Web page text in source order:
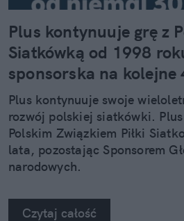
Plus kontynuuje grę z
Siatkówką od 1998
sponsorska na kolejne
Plus kontynuuje swoje
rozwój polskiej siatkówki. Plus
Polskim Związkiem Piłki
lata, pozostając Sponsorem
narodowych.
Czytaj całość